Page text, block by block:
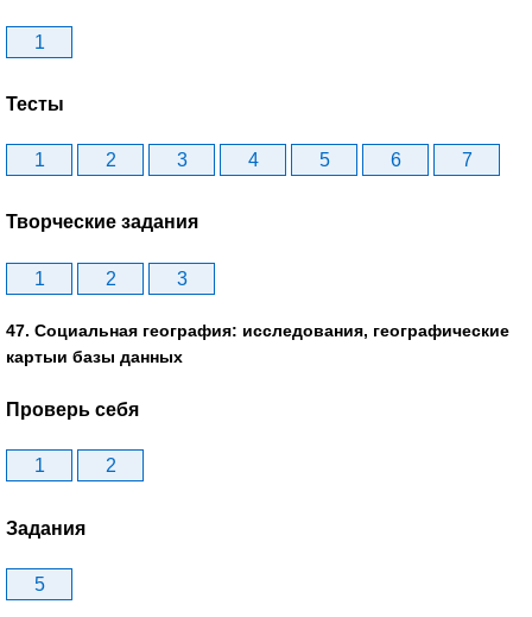
1
Тесты
1 2 3 4 5 6 7
Творческие задания
1 2 3
47. Социальная география: исследования, географические
картыи базы данных
Проверь себя
1 2
Задания
5